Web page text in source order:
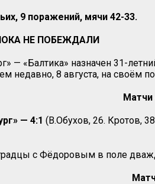
9 поражений, мячи 42-33.
НЕ ПОБЕЖДАЛИ
— «Балтика» назначен 31-
недавно, 8 августа, на своём
Матчи
— 4:1 (В.Обухов, 26. Кротов,
с Фёдоровым в поле